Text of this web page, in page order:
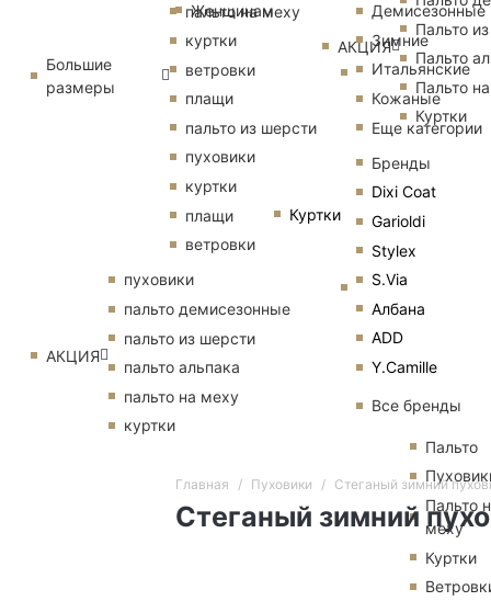
Женщинам
Куртки
Демисезонные
Зимние
Итальянские
Кожаные
Еще категории
Бренды
Dixi Coat
Garioldi
Stylex
S.Via
Албана
ADD
Y.Camille
Все бренды
Пальто
Пальто
меху
Куртки
Большие
размеры
пальто на меху
куртки
ветровки
плащи
пальто из шерсти
пуховики
куртки
плащи
ветровки
АКЦИЯ
пуховики
пальто демисезонные
пальто из шерсти
пальто альпака
пальто на меху
куртки
АКЦИЯ
Пальто
Пальто
Пальто
Куртки
Главная Пуховики Стеганый зимний
Стеганый зимний